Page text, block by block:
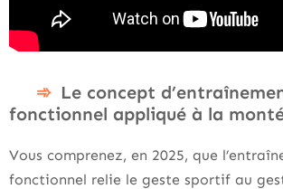
Le concept
fonctionnel appliqué à la
Vous comprenez, en 2025, que
fonctionnel relie le geste sportif au